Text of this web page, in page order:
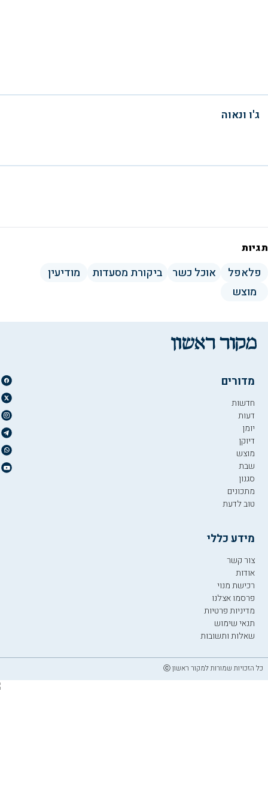
ג'ו ונאוה
תגיות
פלאפל אוכל כשר ביקורת מסעדות
מודיעין
מוצש
מדורים
חדשות
דעות
יומן
דיוקן
מוצש
שבת
סגנון
מתכונים
טוב לדעת
מידע כללי
צור קשר
אודות
רכישת מנוי
פרסמו אצלנו
מדיניות פרטיות
תנאי שימוש
שאלות ותשובות
כל הזכויות שמורות למקור ראשון ⓒ